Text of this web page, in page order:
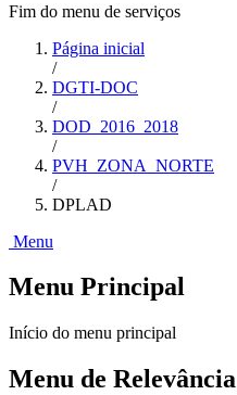
Fim do menu de serviços
Página inicial
/
DGTI-DOC
/
DOD_2016_2018
/
PVH_ZONA_NORTE
/
DPLAD
Menu
Menu Principal
Início do menu principal
Menu de Relevância